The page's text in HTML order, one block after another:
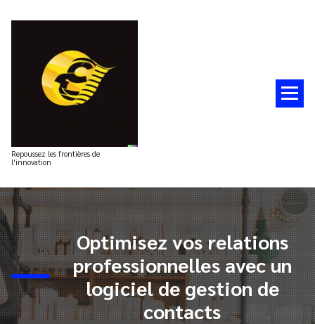
Repoussez les frontières de
l'innovation
Optimisez vos relations
professionnelles avec un
logiciel de gestion de
contacts